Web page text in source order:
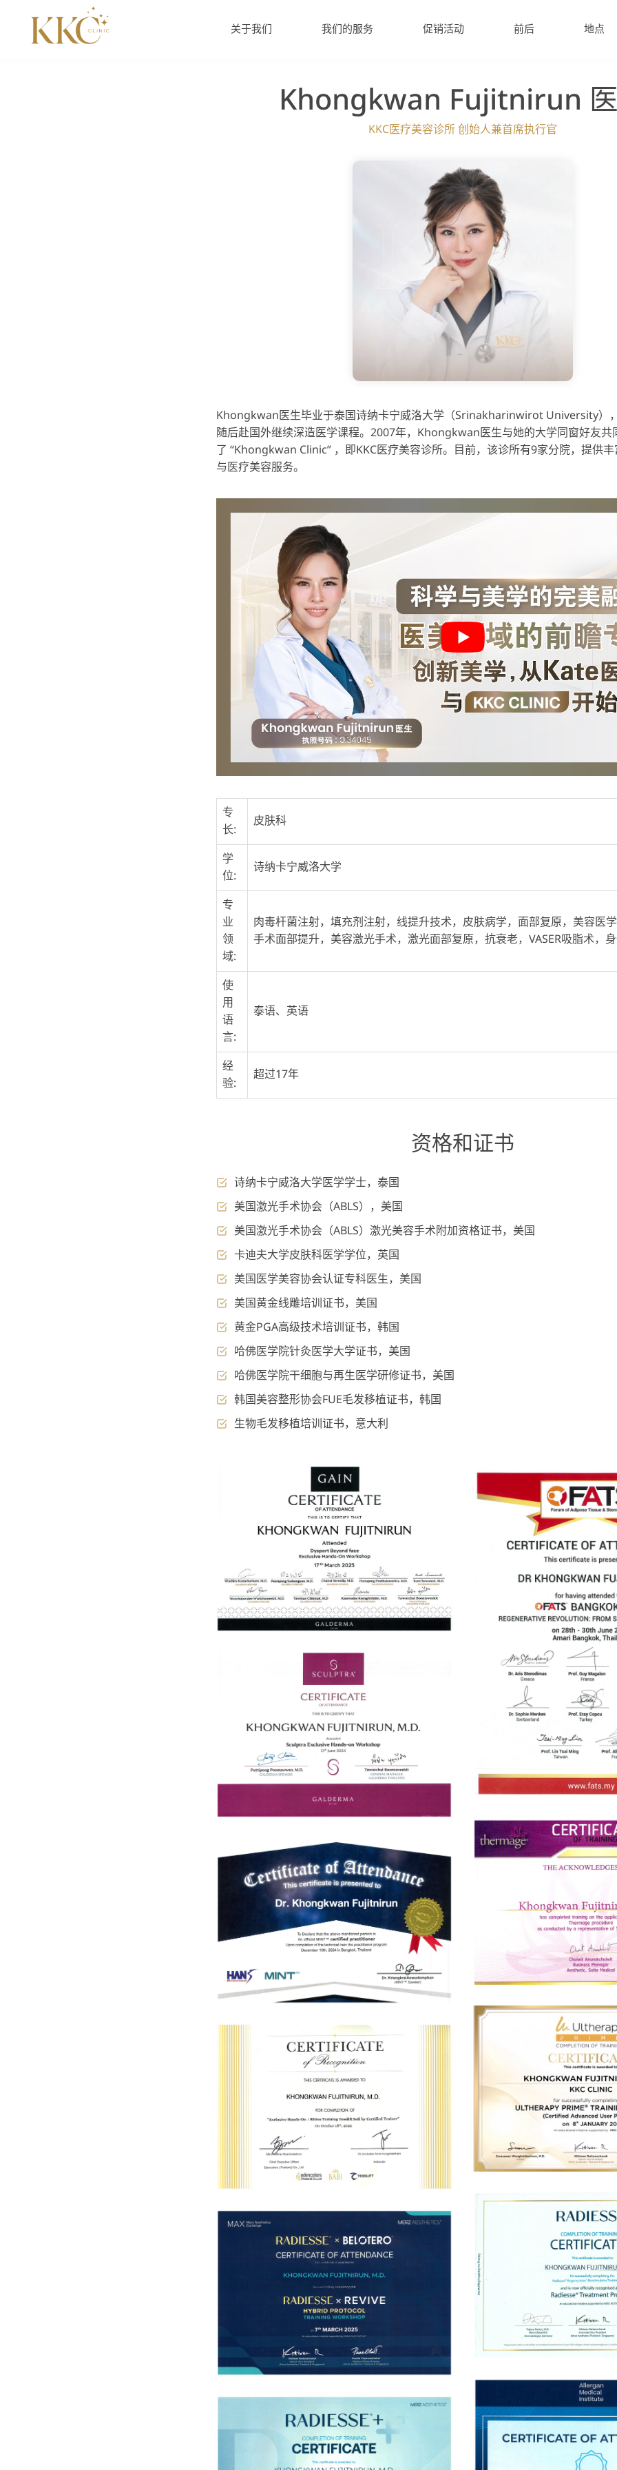
关于我们 我们的服务 促销活动 前后 地点
Khongkwan Fujitnirun
KKC医疗美容诊所 创始人兼首席执行官
Khongkwan医生毕业于泰国诗纳卡宁威洛大学（Srinakharinwirot University），
随后赴国外继续深造医学课程。2007年，Khongkwan医生与她的大学同窗好友共
了 “Khongkwan Clinic” ，即KKC医疗美容诊所。目前，该诊所有9家分院，提供
与医疗美容服务。
专
长:
皮肤科
学
位:
诗纳卡宁威洛大学
专
业
领
域:
肉毒杆菌注射，填充剂注射，线提升技术，皮肤病学，面部复原，美容医
手术面部提升，美容激光手术，激光面部复原，抗衰老，VASER吸脂术，
使
用
语
言:
泰语、英语
经
验:
超过17年
资格和证书
诗纳卡宁威洛大学医学学士，泰国
美国激光手术协会（ABLS），美国
美国激光手术协会（ABLS）激光美容手术附加资格证书，美国
卡迪夫大学皮肤科医学学位，英国
美国医学美容协会认证专科医生，美国
美国黄金线雕培训证书，美国
黄金PGA高级技术培训证书，韩国
哈佛医学院针灸医学大学证书，美国
哈佛医学院干细胞与再生医学研修证书，美国
韩国美容整形协会FUE毛发移植证书，韩国
生物毛发移植培训证书，意大利